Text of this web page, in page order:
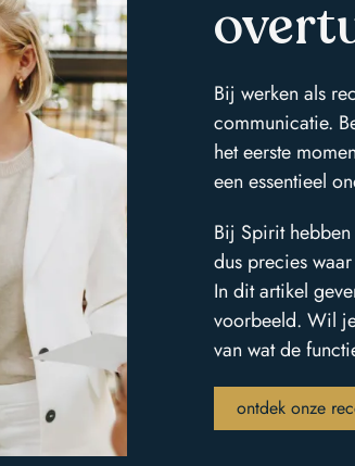
Bij werken als
communicatie.
het eerste
een essentieel
Bij Spirit
dus precies
In dit artikel
voorbeeld. Wil
van wat de
ontdek onze